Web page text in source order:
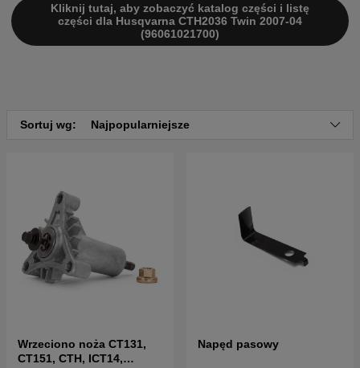
Kliknij tutaj, aby zobaczyć katalog części i listę
części dla Husqvarna CTH2036 Twin 2007-04
(96061021700)
Sortuj wg: Najpopularniejsze
Wrzeciono noża CT131,
CT151, CTH, ICT14,
Napęd pasowy